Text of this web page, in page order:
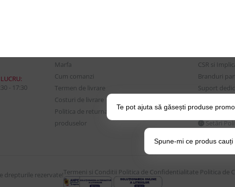
- 17:30
Marfa
Cum comanzi
Termen de livrare
Costuri de livrare
Politica de returnare a
produselor
Echipa
CSR si
Branduri
Suport
BLOG –
Setări
drepturile rezervate!Termeni si Conditii Politica de Confidentialitate Politica de
Te pot ajuta să găsești produse
Spune-mi ce produs